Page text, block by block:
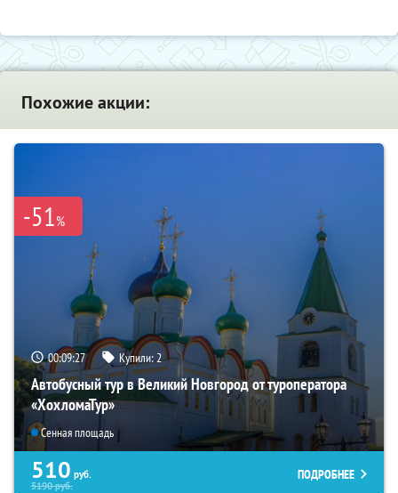
Похожие акции:
-51%
00:09:26 Купили:2
Автобусный тур в Великий Новгород от туроператора
«ХохломаТур»
Сенная площадь
510 руб.
5190руб.
ПОДРОБНЕЕ